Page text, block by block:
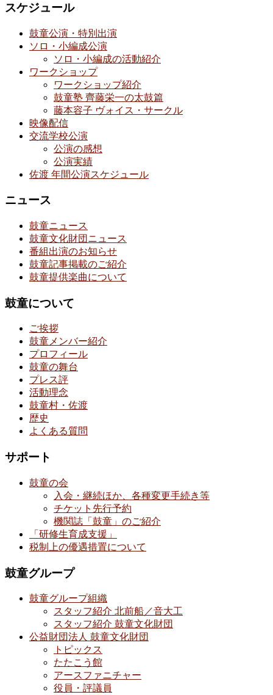
スケジュール
鼓童公演・特別出演
ソロ・小編成公演
ソロ・小編成の活動紹介
ワークショップ
ワークショップ紹介
鼓童塾 齊藤栄一の太鼓篇
藤本容子 ヴォイス・サークル
映像配信
交流学校公演
公演の感想
公演実績
佐渡 年間公演スケジュール
ニュース
鼓童ニュース
鼓童文化財団ニュース
番組出演のお知らせ
鼓童記事掲載のご紹介
鼓童提供楽曲について
鼓童について
ご挨拶
鼓童メンバー紹介
プロフィール
鼓童の舞台
プレス評
活動理念
鼓童村・佐渡
歴史
よくある質問
サポート
鼓童の会
入会・継続ほか、各種変更手続き等
チケット先行予約
機関誌「鼓童」のご紹介
「研修生育成支援」
税制上の優遇措置について
鼓童グループ
鼓童グループ組織
スタッフ紹介 北前船／音大工
スタッフ紹介 鼓童文化財団
公益財団法人 鼓童文化財団
トピックス
たたこう館
アースファニチャー
役員・評議員